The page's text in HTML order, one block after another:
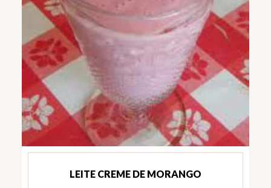
LEITE CREME DE MORANGO